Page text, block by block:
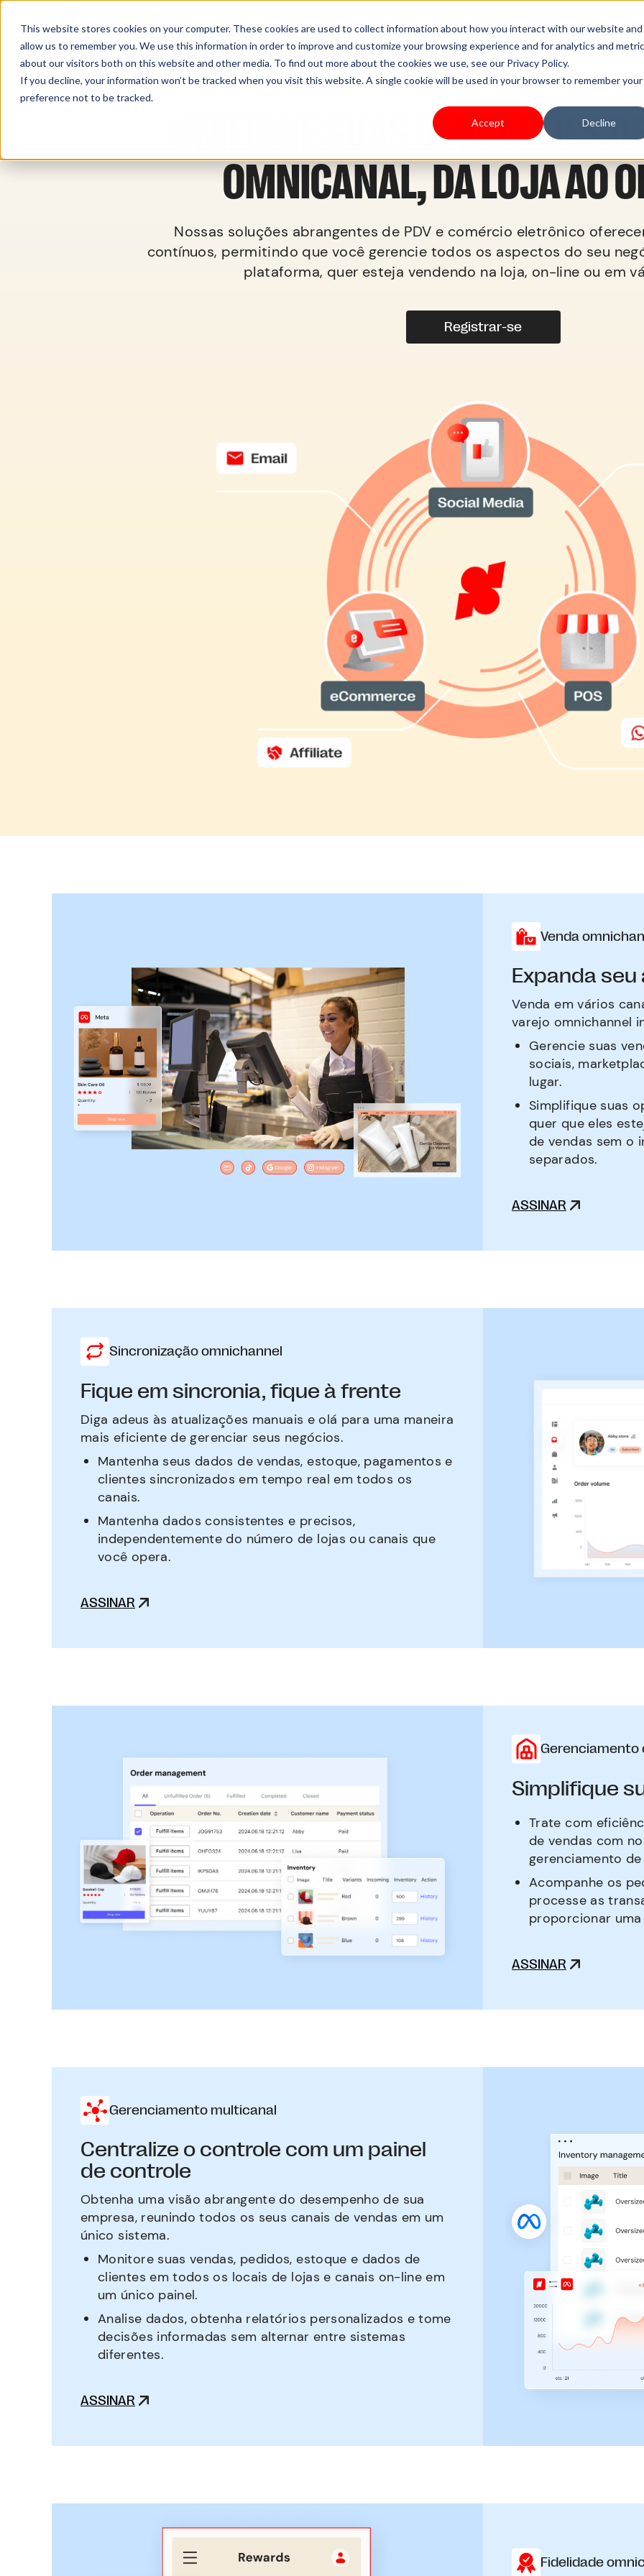
This website stores cookies on your computer. These cookies are used to collect information about how you interact with our website and
allow us to remember you. We use this information in order to improve and customize your browsing experience and for analytics and
about our visitors both on this website and other media. To find out more about the cookies we use, see our Privacy Policy.
If you decline, your information won’t be tracked when you visit this website. A single cookie will be used in your browser to remember your
preference not to be tracked.
Accept Decline
Sell Online Business Type Pricing Shoplazza.cn
UNIFIQUE SUAS OPERAÇÕES
OMNICANAL, DA LOJA AO
Nossas soluções abrangentes de PDV e comércio eletrônico
contínuos, permitindo que você gerencie todos os aspectos do seu
plataforma, quer esteja vendendo na loja, on-line ou em
Registrar-se
Venda
Expanda
Venda em vários
varejo omnichannel
Gerencie suas
sociais,
lugar.
Simplifique suas
quer que eles
de vendas sem o
separados.
ASSINAR
Sincronização omnichannel
Fique em sincronia, fique à frente
Diga adeus às atualizações manuais e olá para uma maneira
mais eficiente de gerenciar seus negócios.
Mantenha seus dados de vendas, estoque, pagamentos e
clientes sincronizados em tempo real em todos os
canais.
Mantenha dados consistentes e precisos,
independentemente do número de lojas ou canais que
você opera.
ASSINAR
Gerenciamento
Simplifique
Trate com
de vendas com
gerenciamento
Acompanhe os
processe as
proporcionar
ASSINAR
Gerenciamento multicanal
Centralize o controle com um painel
de controle
Obtenha uma visão abrangente do desempenho de sua
empresa, reunindo todos os seus canais de vendas em um
único sistema.
Monitore suas vendas, pedidos, estoque e dados de
clientes em todos os locais de lojas e canais on-line em
um único painel.
Analise dados, obtenha relatórios personalizados e tome
decisões informadas sem alternar entre sistemas
diferentes.
ASSINAR
Fidelidade